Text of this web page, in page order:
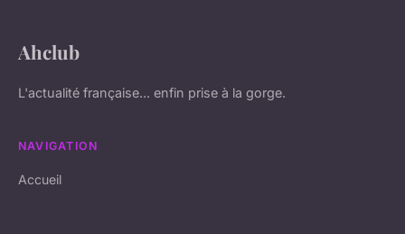
Ahclub
L'actualité française... enfin prise à la gorge.
NAVIGATION
Accueil